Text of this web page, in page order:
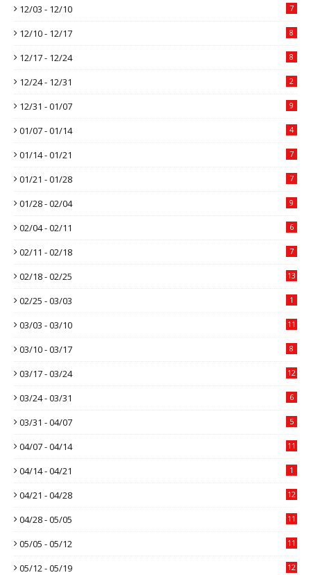
12/03 - 12/10 7
12/10 - 12/17 8
12/17 - 12/24 8
12/24 - 12/31 2
12/31 - 01/07 9
01/07 - 01/14 4
01/14 - 01/21 7
01/21 - 01/28 7
01/28 - 02/04 9
02/04 - 02/11 6
02/11 - 02/18 7
02/18 - 02/25 13
02/25 - 03/03 1
03/03 - 03/10 11
03/10 - 03/17 8
03/17 - 03/24 12
03/24 - 03/31 6
03/31 - 04/07 5
04/07 - 04/14 11
04/14 - 04/21 1
04/21 - 04/28 12
04/28 - 05/05 11
05/05 - 05/12 11
05/12 - 05/19 12